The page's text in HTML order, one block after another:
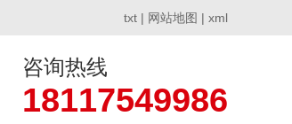
txt | 网站地图 | xml
咨询热线
18117549986